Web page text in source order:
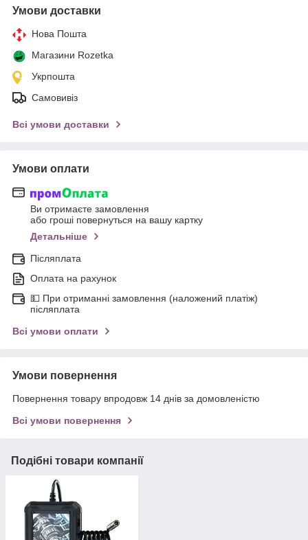
Умови доставки
Нова Пошта
Магазини Rozetka
Укрпошта
Самовивіз
Всі умови доставки
Умови оплати
Ви отримаєте замовлення
або гроші повернуться на вашу картку
Детальніше
Післяплата
Оплата на рахунок
💵 При отриманні замовлення (наложений платіж)
післяплата
Всі умови оплати
Умови повернення
Повернення товару впродовж 14 днів за домовленістю
Всі умови повернення
Подібні товари компанії